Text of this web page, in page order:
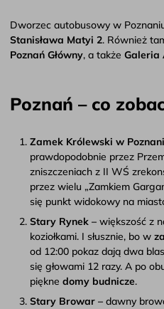
Dworzec autobusowy w
Stanisława Matyi 2. Również
Poznań Główny, a także Galeria
Poznań – co
Zamek Królewski w
prawdopodobnie przez
zniszczeniach z II WŚ
przez wielu „Zamkiem
się punkt widokowy na
Stary Rynek – większość z
koziołkami. I słusznie, bo w
od 12:00 pokaz dają dwa
się głowami 12 razy. A po
piękne domy budnicze.
Stary Browar – dawny